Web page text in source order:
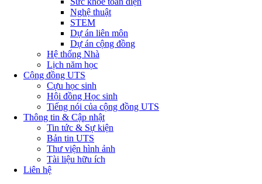
Nghệ thuật
STEM
Dự án liên môn
Dự án cộng đồng
Hệ thống Nhà
Lịch năm học
Cộng đồng UTS
Cựu học sinh
Hội đồng Học sinh
Tiếng nói của cộng đồng UTS
Thông tin & Cập nhật
Tin tức & Sự kiện
Bản tin UTS
Thư viện hình ảnh
Tài liệu hữu ích
Liên hệ